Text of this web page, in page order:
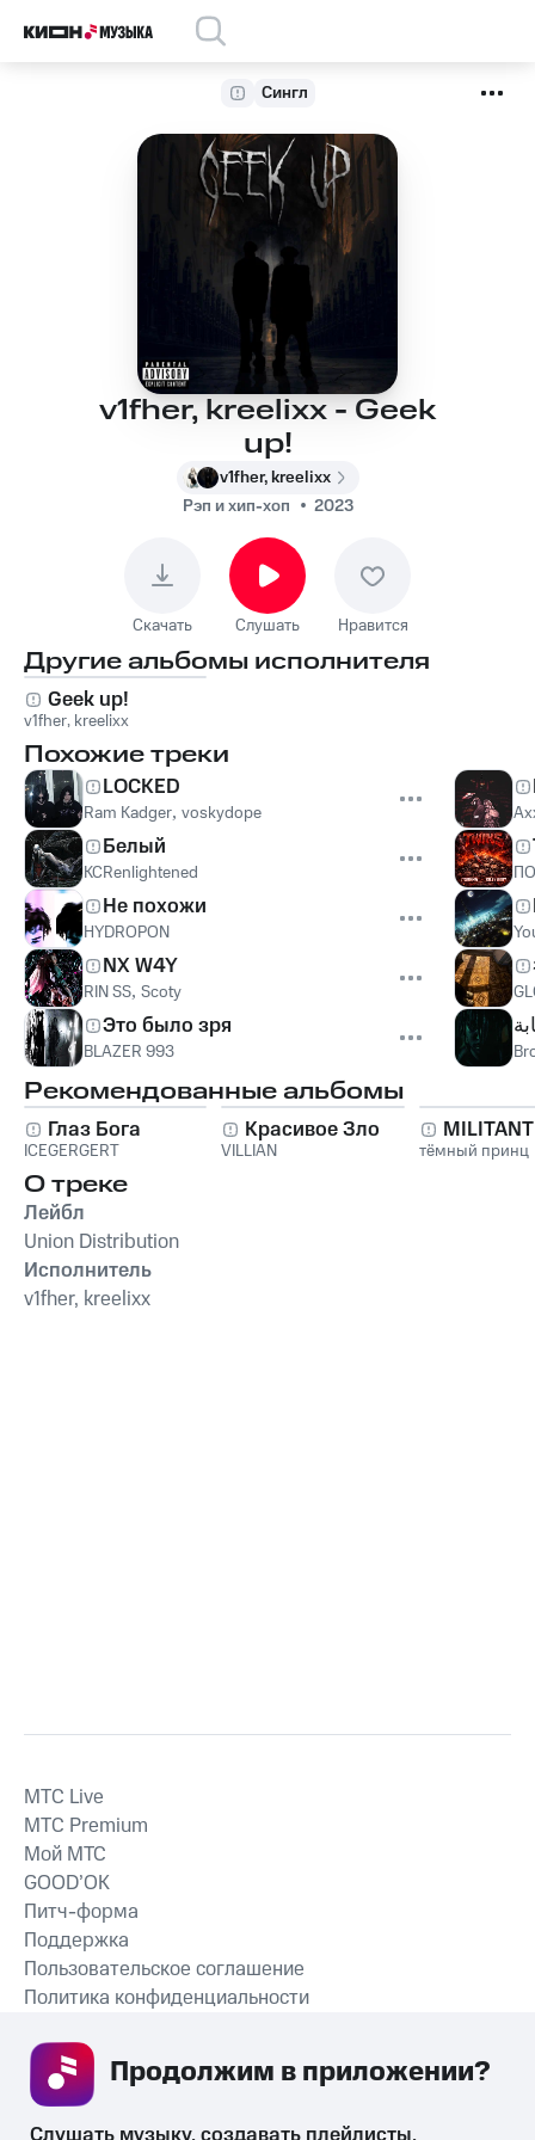
Сингл
v1fher, kreelixx - Geek
up!
v1fher, kreelixx
Рэп и хип-хоп
2023
Скачать Слушать Нравится
Другие альбомы исполнителя
Geek up!
v1fher, kreelixx
Похожие треки
LOCKED
Ram Kadger, voskydope
Белый
KCRenlightened
Не похожи
HYDROPON
NX W4Y
RIN SS, Scoty
Это было зря
BLAZER 993
Рекомендованные альбомы
Глаз Бога
ICEGERGERT
Красивое Зло
VILLIAN тёмный принц
О треке
Лейбл
Union Distribution
Исполнитель
v1fher, kreelixx
СКАЧАТЬ ПРИЛОЖЕНИЕ
MTС Live
MTС Premium
Мой МТС
GOOD’OK
Питч-форма
Поддержка
Пользовательское соглашение
Политика конфиденциальности